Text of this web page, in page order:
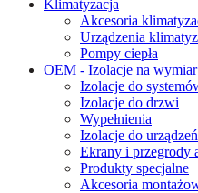
Klimatyzacja
Akcesoria
Urządzenia
Pompy ciepła
OEM - Izolacje na wymiar
Izolacje do
Izolacje do drzwi
Wypełnienia
Izolacje do
Ekrany i przegrody
Produkty specjalne
Akcesoria